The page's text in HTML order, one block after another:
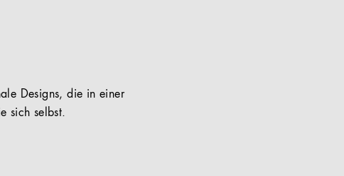
Designs, die in einer
sich selbst.